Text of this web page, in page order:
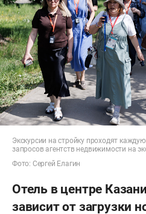
Экскурсии на стройку проходят
запросов агентств недвижимости на
Фото: Сергей Елагин
Отель в центре
зависит от загрузки